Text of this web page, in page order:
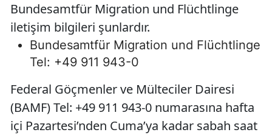
Bundesamtfür Migration und Flüchtlinge
iletişim bilgileri şunlardır.
Bundesamtfür Migration und Flüchtlinge
Tel: +49 911 943-0
Federal Göçmenler ve Mülteciler Dairesi
(BAMF) Tel: +49 911 943-0 numarasına hafta
içi Pazartesi’nden Cuma’ya kadar sabah saat